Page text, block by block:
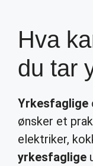
Hva
du tar
Yrkesfaglige
ønsker et
elektriker,
yrkesfaglige